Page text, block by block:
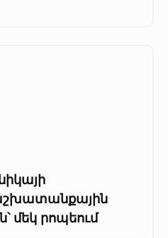
մեկ րոպեում